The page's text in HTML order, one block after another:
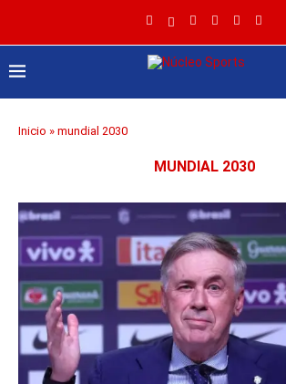
Inicio » mundial 2030
MUNDIAL 2030